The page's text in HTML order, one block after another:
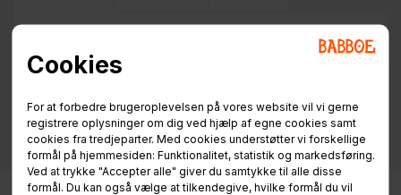
Cookies
For at forbedre brugeroplevelsen på vores website vil vi gerne
registrere oplysninger om dig ved hjælp af egne cookies samt
cookies fra tredjeparter. Med cookies understøtter vi forskellige
formål på hjemmesiden: Funktionalitet, statistik og markedsføring.
Ved at trykke "Accepter alle" giver du samtykke til alle disse
formål. Du kan også vælge at tilkendegive, hvilke formål du vil